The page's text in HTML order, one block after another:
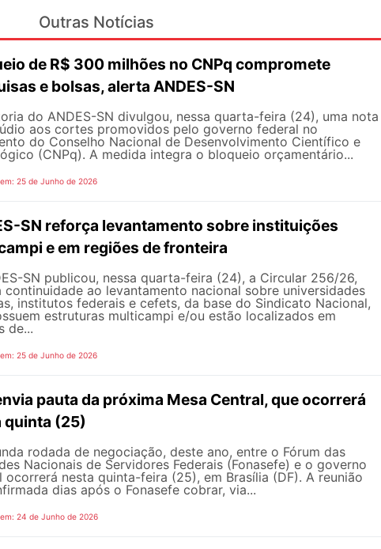
Outras Notícias
de R$ 300 milhões no CNPq compromete
e bolsas, alerta ANDES-SN
do ANDES-SN divulgou, nessa quarta-feira (24), uma nota
aos cortes promovidos pelo governo federal no
do Conselho Nacional de Desenvolvimento Científico e
(CNPq). A medida integra o bloqueio orçamentário...
25 de Junho de 2026
SN reforça levantamento sobre instituições
e em regiões de fronteira
SN publicou, nessa quarta-feira (24), a Circular 256/26,
continuidade ao levantamento nacional sobre universidades
institutos federais e cefets, da base do Sindicato Nacional,
estruturas multicampi e/ou estão localizados em
de...
25 de Junho de 2026
pauta da próxima Mesa Central, que ocorrerá
quinta (25)
rodada de negociação, deste ano, entre o Fórum das
Nacionais de Servidores Federais (Fonasefe) e o governo
ocorrerá nesta quinta-feira (25), em Brasília (DF). A reunião
dias após o Fonasefe cobrar, via...
24 de Junho de 2026